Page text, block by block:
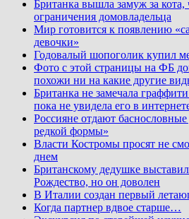
Британка вышла замуж за кота,
ограничения домовладельца
Мир готовится к появлению
девочки»
Годовалый шопоголик купил
Фото с этой страницы на ФБ
похожи ни на какие другие
Британка не замечала
пока не увидела его в
Россияне отдают
редкой формы»
Власти Костромы просят не
днем
Британскому дедушке
Рождество, но он доволен
В Италии создан первый
Когда партнер вдвое старше…